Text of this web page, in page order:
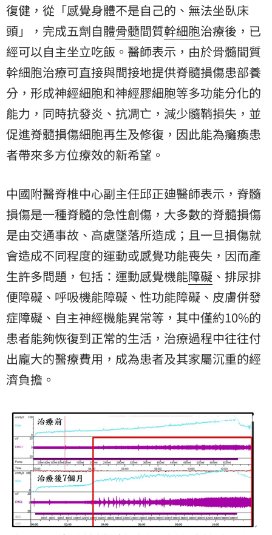
復健，從「感覺身體不是自己的、無法坐臥床
頭」，完成五劑自體骨髓間質幹細胞治療後，已
經可以自主坐立吃飯。醫師表示，由於骨髓間質
幹細胞治療可直接與間接地提供脊髓損傷患部養
分，形成神經細胞和神經膠細胞等多功能分化的
能力，同時抗發炎、抗凋亡，減少髓鞘損失，並
促進脊髓損傷細胞再生及修復，因此能為癱瘓患
者帶來多方位療效的新希望。
中國附醫脊椎中心副主任邱正廸醫師表示，脊髓
損傷是一種脊髓的急性創傷，大多數的脊髓損傷
是由交通事故、高處墜落所造成；且一旦損傷就
會造成不同程度的運動或感覺功能喪失，因而產
生許多問題，包括：運動感覺機能障礙 、排尿排
便障礙、呼吸機能障礙、性功能障礙、皮膚併發
症障礙、自主神經機能異常等，其中僅約10%的
患者能夠恢復到正常的生活，治療過程中往往付
出龐大的醫療費用，成為患者及其家屬沉重的經
濟負擔。